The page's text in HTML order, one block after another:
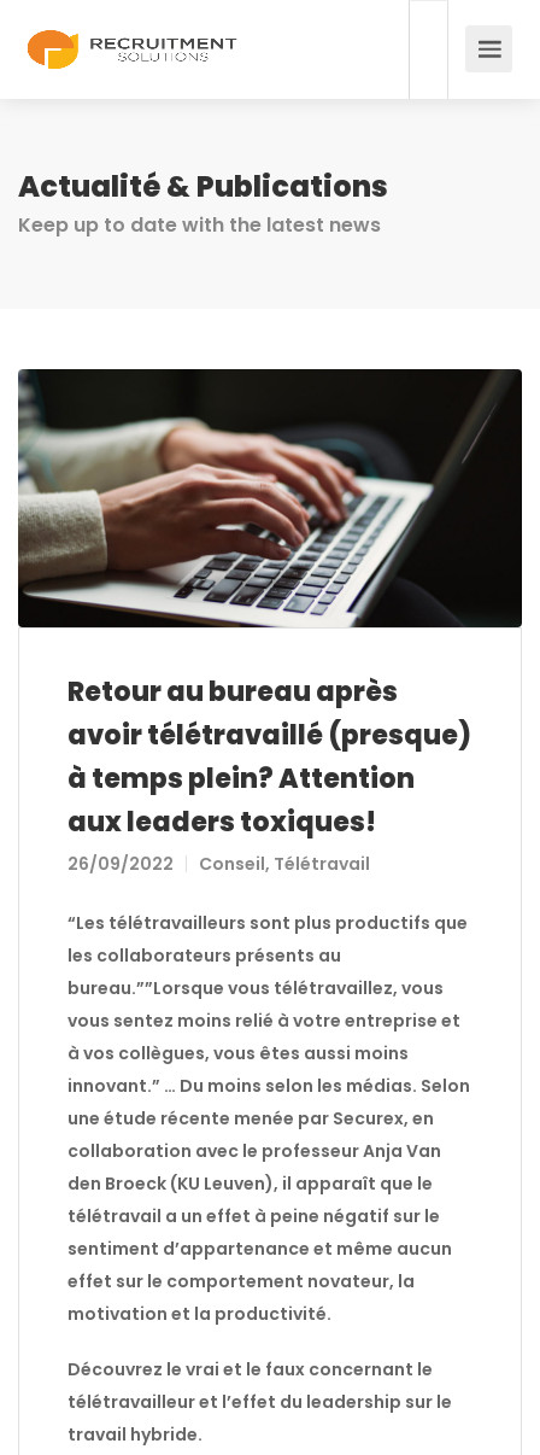
Actualité & Publications
Keep up to date with the latest news
Retour au bureau après
avoir télétravaillé (presque)
à temps plein? Attention
aux leaders toxiques!
26/09/2022 Conseil, Télétravail
“Les télétravailleurs sont plus productifs que
les collaborateurs présents au
bureau.””Lorsque vous télétravaillez, vous
vous sentez moins relié à votre entreprise et
à vos collègues, vous êtes aussi moins
innovant.” … Du moins selon les médias. Selon
une étude récente menée par Securex, en
collaboration avec le professeur Anja Van
den Broeck (KU Leuven), il apparaît que le
télétravail a un effet à peine négatif sur le
sentiment d’appartenance et même aucun
effet sur le comportement novateur, la
motivation et la productivité.
Découvrez le vrai et le faux concernant le
télétravailleur et l’effet du leadership sur le
travail hybride.